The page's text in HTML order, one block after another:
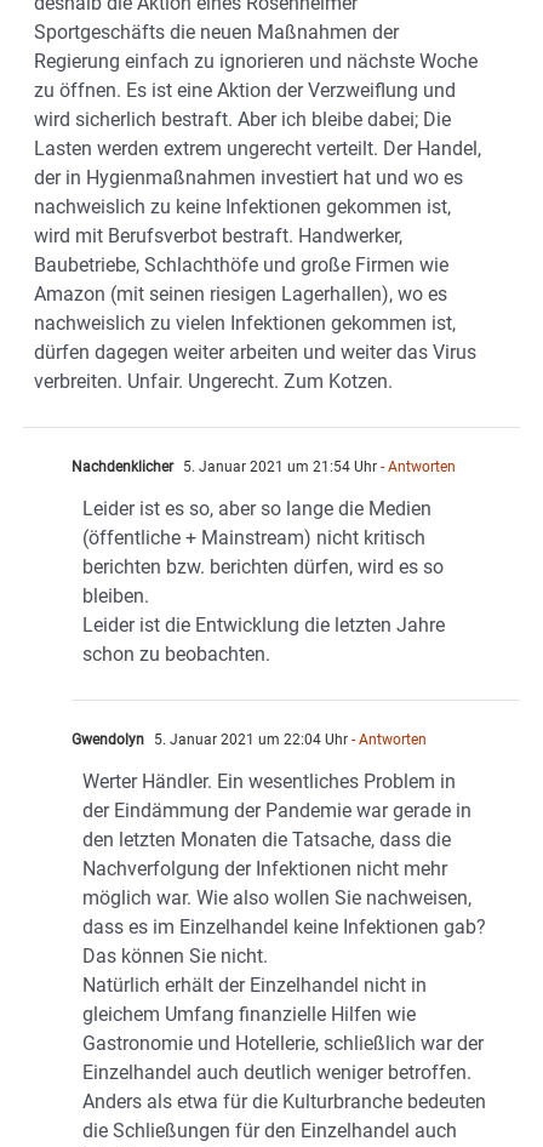
Sportgeschäfts die neuen Maßnahmen der
Regierung einfach zu ignorieren und nächste Woche
zu öffnen. Es ist eine Aktion der Verzweiflung und
wird sicherlich bestraft. Aber ich bleibe dabei; Die
Lasten werden extrem ungerecht verteilt. Der Handel,
der in Hygienmaßnahmen investiert hat und wo es
nachweislich zu keine Infektionen gekommen ist,
wird mit Berufsverbot bestraft. Handwerker,
Baubetriebe, Schlachthöfe und große Firmen wie
Amazon (mit seinen riesigen Lagerhallen), wo es
nachweislich zu vielen Infektionen gekommen ist,
dürfen dagegen weiter arbeiten und weiter das Virus
verbreiten. Unfair. Ungerecht. Zum Kotzen.
Nachdenklicher 5. Januar 2021 um 21:54 Uhr - Antworten
Leider ist es so, aber so lange die Medien
(öffentliche + Mainstream) nicht kritisch
berichten bzw. berichten dürfen, wird es so
bleiben.
Leider ist die Entwicklung die letzten Jahre
schon zu beobachten.
Gwendolyn 5. Januar 2021 um 22:04 Uhr - Antworten
Werter Händler. Ein wesentliches Problem in
der Eindämmung der Pandemie war gerade in
den letzten Monaten die Tatsache, dass die
Nachverfolgung der Infektionen nicht mehr
möglich war. Wie also wollen Sie nachweisen,
dass es im Einzelhandel keine Infektionen gab?
Das können Sie nicht.
Natürlich erhält der Einzelhandel nicht in
gleichem Umfang finanzielle Hilfen wie
Gastronomie und Hotellerie, schließlich war der
Einzelhandel auch deutlich weniger betroffen.
Anders als etwa für die Kulturbranche bedeuten
die Schließungen für den Einzelhandel auch